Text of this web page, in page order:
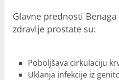
Glavne prednosti Benaga
zdravlje prostate su:
Poboljšava cirkulaciju
Uklanja infekcije iz